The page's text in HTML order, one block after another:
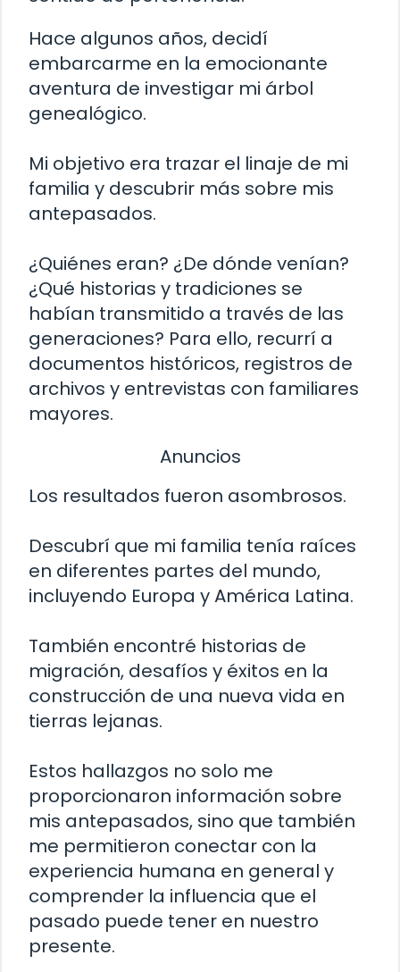
Hace algunos años, decidí
embarcarme en la emocionante
aventura de investigar mi árbol
genealógico.
Mi objetivo era trazar el linaje de mi
familia y descubrir más sobre mis
antepasados.
¿Quiénes eran? ¿De dónde venían?
¿Qué historias y tradiciones se
habían transmitido a través de las
generaciones? Para ello, recurrí a
documentos históricos, registros de
archivos y entrevistas con familiares
mayores.
Anuncios
Los resultados fueron asombrosos.
Descubrí que mi familia tenía raíces
en diferentes partes del mundo,
incluyendo Europa y América Latina.
También encontré historias de
migración, desafíos y éxitos en la
construcción de una nueva vida en
tierras lejanas.
Estos hallazgos no solo me
proporcionaron información sobre
mis antepasados, sino que también
me permitieron conectar con la
experiencia humana en general y
comprender la influencia que el
pasado puede tener en nuestro
presente.